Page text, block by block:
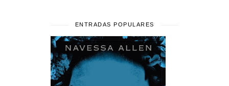
ENTRADAS POPULARES